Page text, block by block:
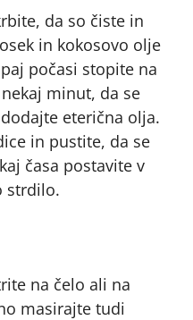
da so čiste in
in kokosovo olje
počasi stopite na
minut, da se
eterična olja.
in pustite, da se
časa postavite v
strdilo.
na čelo ali na
masirajte tudi